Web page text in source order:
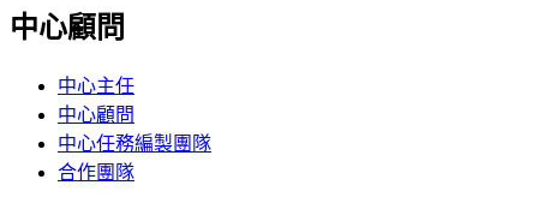
中心顧問
中心主任
中心顧問
中心任務編製團隊
合作團隊